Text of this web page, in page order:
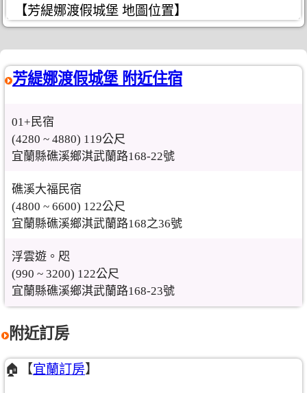
【芳緹娜渡假城堡 地圖位置】
芳緹娜渡假城堡 附近住宿
01+民宿
(4280 ~ 4880) 119公尺
宜蘭縣礁溪鄉淇武蘭路168-22號
礁溪大福民宿
(4800 ~ 6600) 122公尺
宜蘭縣礁溪鄉淇武蘭路168之36號
浮雲遊。咫
(990 ~ 3200) 122公尺
宜蘭縣礁溪鄉淇武蘭路168-23號
附近訂房
🏠【宜蘭訂房】